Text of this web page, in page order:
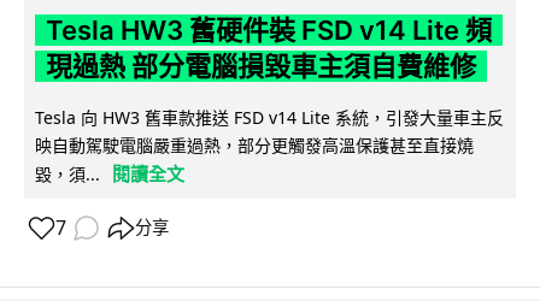
Tesla HW3 舊硬件裝 FSD v14 Lite 頻
現過熱 部分電腦損毀車主須自費維修
Tesla 向 HW3 舊車款推送 FSD v14 Lite 系統，引發大量車主反
映自動駕駛電腦嚴重過熱，部分更觸發高溫保護甚至直接燒
毀，須...
閱讀全文
7 分享